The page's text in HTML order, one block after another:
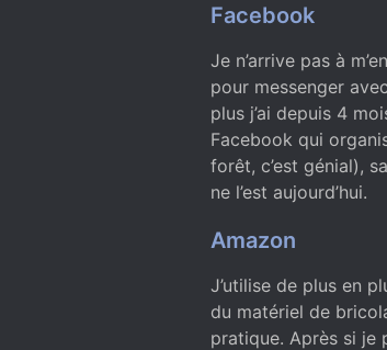
Facebook
Je n’arrive pas à
pour messenger
plus j’ai depuis 4
Facebook qui
forêt, c’est génial),
ne l’est aujourd’hui.
Amazon
J’utilise de plus en
du matériel de
pratique. Après si je